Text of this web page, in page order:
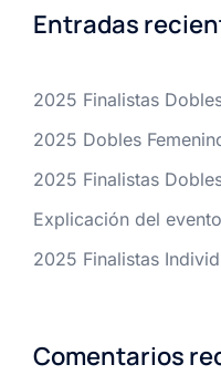
Entradas
2025 Finalistas
2025 Dobles
2025 Finalistas
Explicación del
2025 Finalistas
Comentarios